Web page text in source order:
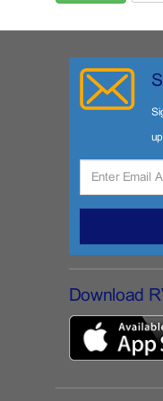
Download